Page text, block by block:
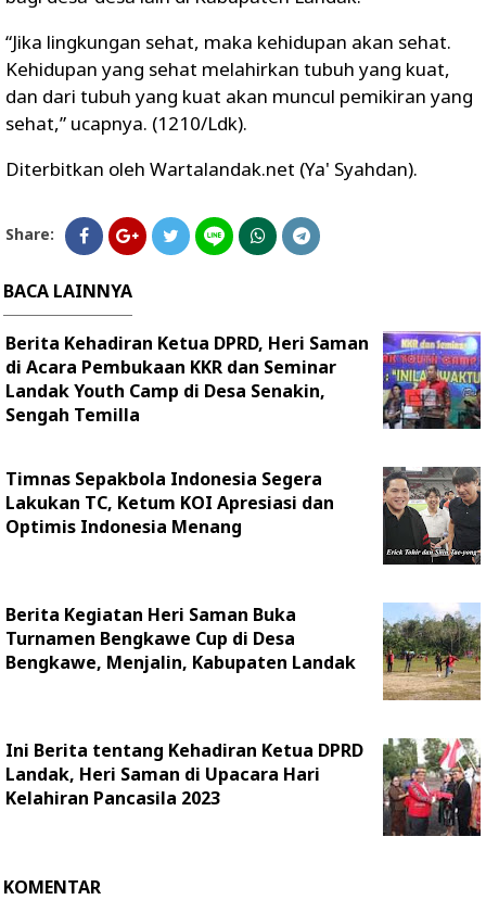
“Jika lingkungan sehat, maka kehidupan akan sehat.
Kehidupan yang sehat melahirkan tubuh yang kuat,
dan dari tubuh yang kuat akan muncul pemikiran yang
sehat,” ucapnya. (1210/Ldk).
Diterbitkan oleh Wartalandak.net (Ya' Syahdan).
Share:
BACA LAINNYA
Berita Kehadiran Ketua DPRD, Heri Saman
di Acara Pembukaan KKR dan Seminar
Landak Youth Camp di Desa Senakin,
Sengah Temilla
Timnas Sepakbola Indonesia Segera
Lakukan TC, Ketum KOI Apresiasi dan
Optimis Indonesia Menang
Berita Kegiatan Heri Saman Buka
Turnamen Bengkawe Cup di Desa
Bengkawe, Menjalin, Kabupaten Landak
Ini Berita tentang Kehadiran Ketua DPRD
Landak, Heri Saman di Upacara Hari
Kelahiran Pancasila 2023
KOMENTAR